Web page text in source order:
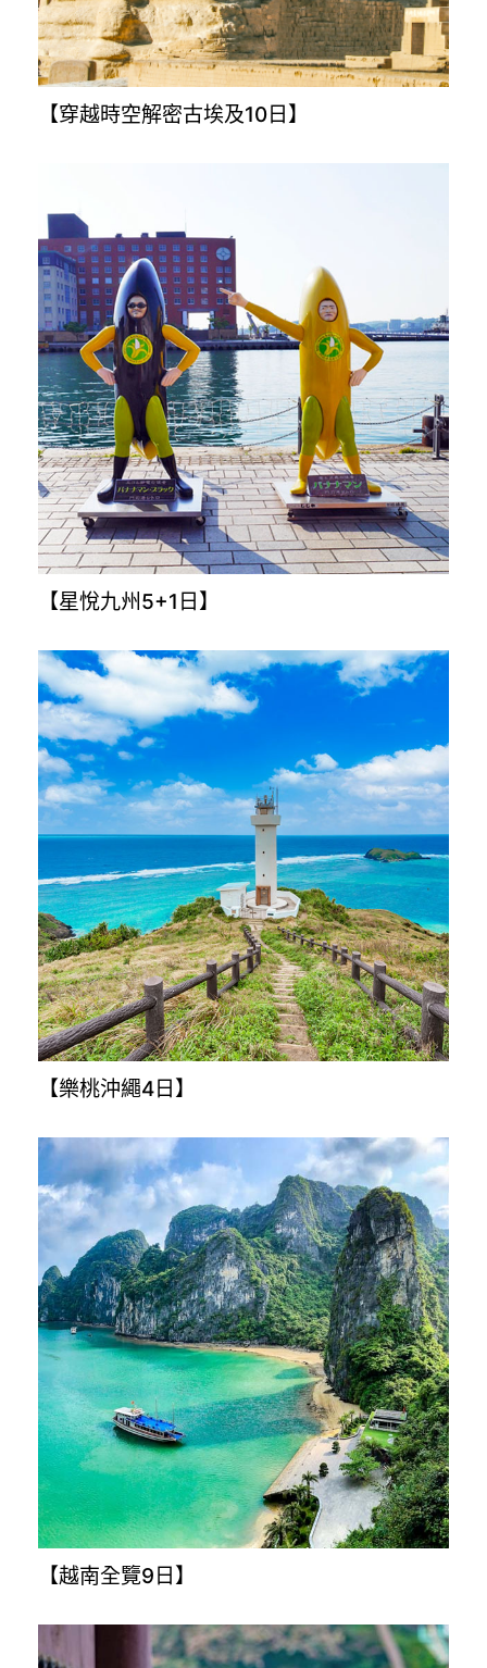
【穿越時空解密古埃及10日】
【星悅九州5+1日】
【樂桃沖繩4日】
【越南全覽9日】